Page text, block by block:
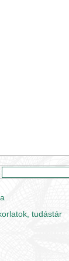
tudástár